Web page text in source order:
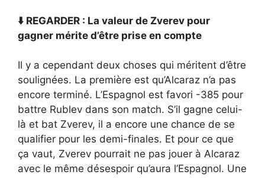
⬇️ REGARDER : La valeur de Zverev pour
gagner mérite d’être prise en compte
Il y a cependant deux choses qui méritent d’être
soulignées. La première est qu’Alcaraz n’a pas
encore terminé. L’Espagnol est favori -385 pour
battre Rublev dans son match. S’il gagne celui-
là et bat Zverev, il a encore une chance de se
qualifier pour les demi-finales. Et pour ce que
ça vaut, Zverev pourrait ne pas jouer à Alcaraz
avec le même désespoir qu’aura l’Espagnol. Une